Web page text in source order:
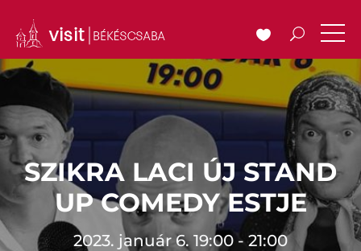
SZIKRA LACI ÚJ STAND
UP COMEDY ESTJE
2023. január 6. 19:00 - 21:00